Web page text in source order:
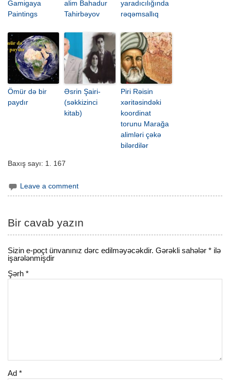
Gamigaya
Paintings
alim Bahadur
Tahirbəyov
yaradıcılığında
rəqəmsallıq
Ömür də bir
paydır
Əsrin Şairi-
(səkkizinci
kitab)
Piri Rəisin
xəritəsindəki
koordinat
torunu Marağa
alimləri çəkə
bilərdilər
Baxış sayı: 1. 167
Leave a comment
Bir cavab yazın
Sizin e-poçt ünvanınız dərc edilməyəcəkdir. Gərəkli sahələr* ilə
işarələnmişdir
Şərh*
Ad*